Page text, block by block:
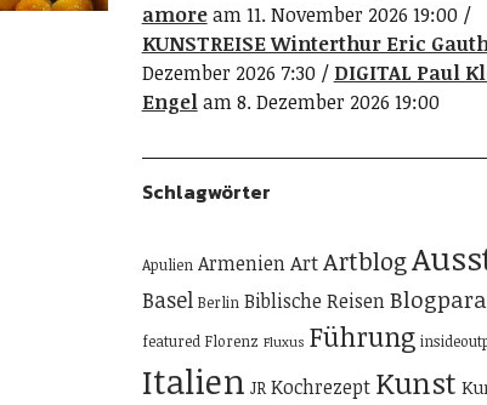
amoream 11. November 2026 19:00
KUNSTREISE Winterthur Eric
Dezember 2026 7:30
DIGITAL Paul
Engelam 8. Dezember 2026 19:00
Schlagwörter
Apulien ArmenienArtArtblog
Basel Berlin Biblische Reisen
featured Florenz Fluxus Führung
Italien JR Kochrezept Kunst